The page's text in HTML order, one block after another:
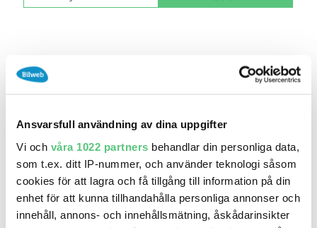
Ansvarsfull användning av dina uppgifter
Vi och våra 1022 partners behandlar din personliga data,
som t.ex. ditt IP-nummer, och använder teknologi såsom
cookies för att lagra och få tillgång till information på din
enhet för att kunna tillhandahålla personliga annonser och
innehåll, annons- och innehållsmätning, åskådarinsikter